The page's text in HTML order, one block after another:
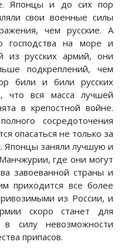
Японцы и до сих пор
свои военные силы
чем русские. А
господства на море и
из русских армий, они
подкреплений, чем
били и били русских
что вся масса лучшей
в крепостной войне.
сосредоточения
опасаться не только за
Японцы заняли лучшую и
где они могут
завоеванной страны и
приходится все более
из России, и
скоро станет для
в силу невозможности
припасов.